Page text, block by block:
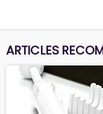
ARTICLES